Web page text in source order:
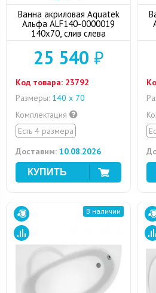
Ванна акриловая Aquatek
Альфа ALF140-0000019
140x70, слив слева
25 540 ₽
Код товара: 23792
Размеры: 140 х 70
Комплектация
Есть 4 размера
Доставим: 10.08.2026
В наличии